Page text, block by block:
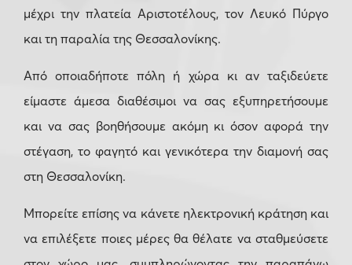
μέχρι την πλατεία Αριστοτέλους, τον Λευκό Πύργο
και τη παραλία της Θεσσαλονίκης.
Από οποιαδήποτε πόλη ή χώρα κι αν ταξιδεύετε
είμαστε άμεσα διαθέσιμοι να σας εξυπηρετήσουμε
και να σας βοηθήσουμε ακόμη κι όσον αφορά την
στέγαση, το φαγητό και γενικότερα την διαμονή σας
στη Θεσσαλονίκη.
Μπορείτε επίσης να κάνετε ηλεκτρονική κράτηση και
να επιλέξετε ποιες μέρες θα θέλατε να σταθμεύσετε